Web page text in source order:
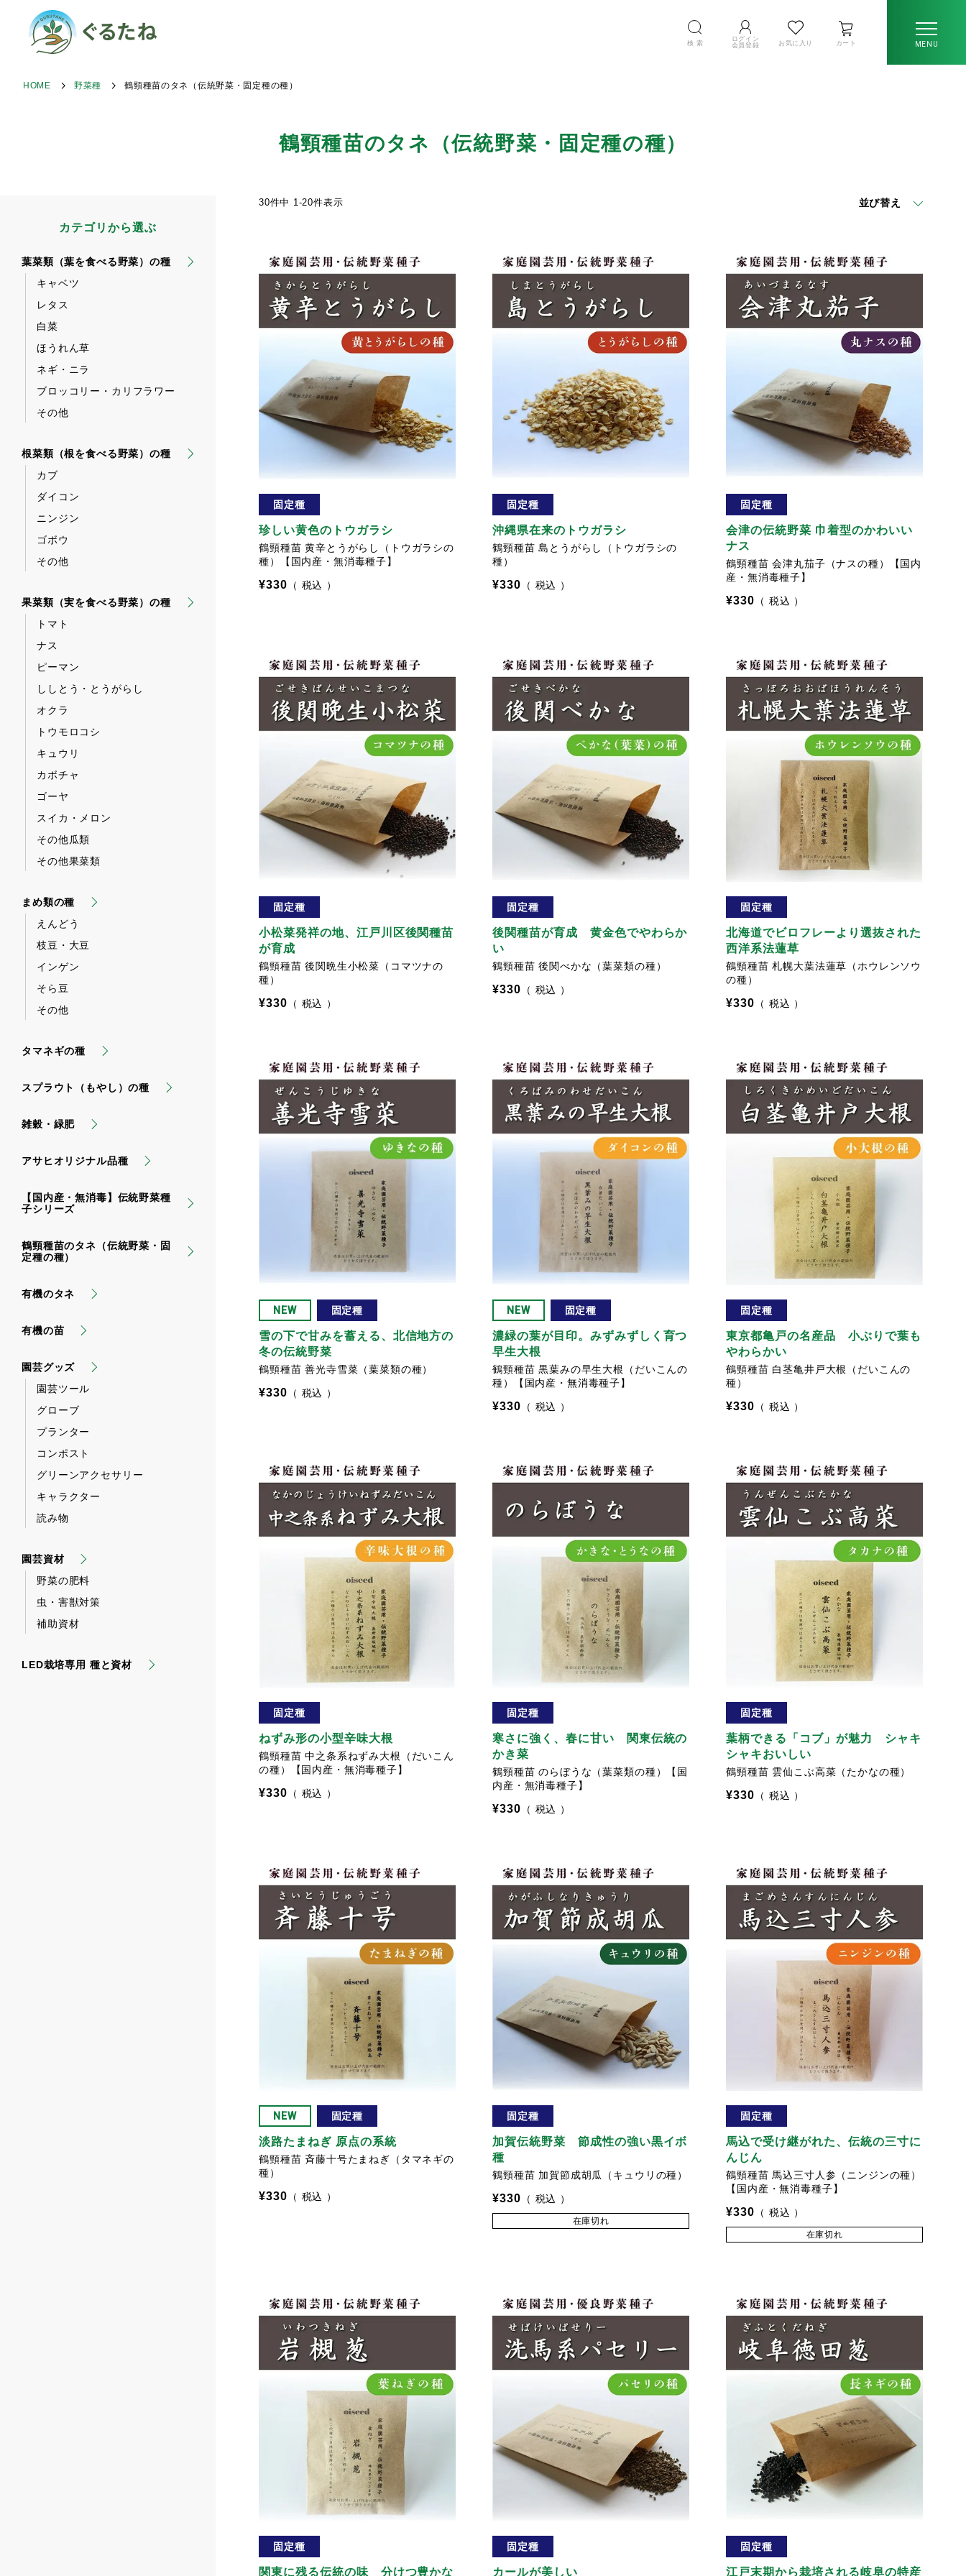
検 索
ログイン
会員登録
お気に入り カート MENU
HOME 野菜種 鶴頸種苗のタネ（伝統野菜・固定種の種）
鶴頸種苗のタネ（伝統野菜・固定種の種）
カテゴリから選ぶ
葉菜類（葉を食べる野菜）の種
キャベツ
レタス
白菜
ほうれん草
ネギ・ニラ
ブロッコリー・カリフラワー
その他
根菜類（根を食べる野菜）の種
カブ
ダイコン
ニンジン
ゴボウ
その他
果菜類（実を食べる野菜）の種
トマト
ナス
ピーマン
ししとう・とうがらし
オクラ
トウモロコシ
キュウリ
カボチャ
ゴーヤ
スイカ・メロン
その他瓜類
その他果菜類
まめ類の種
えんどう
枝豆・大豆
インゲン
そら豆
その他
タマネギの種
スプラウト（もやし）の種
雑穀・緑肥
アサヒオリジナル品種
【国内産・無消毒】伝統野菜種
子シリーズ
鶴頸種苗のタネ（伝統野菜・固
定種の種）
有機のタネ
有機の苗
園芸グッズ
園芸ツール
グローブ
プランター
コンポスト
グリーンアクセサリー
キャラクター
読み物
園芸資材
野菜の肥料
虫・害獣対策
補助資材
LED栽培専用 種と資材
並び替え
30件中 1-20件表示
固定種
珍しい黄色のトウガラシ
鶴頸種苗 黄辛とうがらし（トウガラシの
種）【国内産・無消毒種子】
¥330 税込
固定種
沖縄県在来のトウガラシ
鶴頸種苗 島とうがらし（トウガラシの
種）
¥330 税込
固定種
会津の伝統野菜 巾着型のかわいい
ナス
鶴頸種苗 会津丸茄子（ナスの種）【国内
産・無消毒種子】
¥330 税込
固定種
小松菜発祥の地、江戸川区後関種苗
が育成
鶴頸種苗 後関晩生小松菜（コマツナの
種）
¥330 税込
固定種
後関種苗が育成 黄金色でやわらか
い
鶴頸種苗 後関べかな（葉菜類の種）
¥330 税込
固定種
北海道でビロフレーより選抜された
西洋系法蓮草
鶴頸種苗 札幌大葉法蓮草（ホウレンソウ
の種）
¥330 税込
NEW 固定種
雪の下で甘みを蓄える、北信地方の
冬の伝統野菜
鶴頸種苗 善光寺雪菜（葉菜類の種）
¥330 税込
NEW 固定種
濃緑の葉が目印。みずみずしく育つ
早生大根
鶴頸種苗 黒葉みの早生大根（だいこんの
種）【国内産・無消毒種子】
¥330 税込
固定種
東京都亀戸の名産品 小ぶりで葉も
やわらかい
鶴頸種苗 白茎亀井戸大根（だいこんの
種）
¥330 税込
固定種
ねずみ形の小型辛味大根
鶴頸種苗 中之条系ねずみ大根（だいこん
の種）【国内産・無消毒種子】
¥330 税込
固定種
寒さに強く、春に甘い 関東伝統の
かき菜
鶴頸種苗 のらぼうな（葉菜類の種）【国
内産・無消毒種子】
¥330 税込
固定種
葉柄できる「コブ」が魅力 シャキ
シャキおいしい
鶴頸種苗 雲仙こぶ高菜（たかなの種）
¥330 税込
NEW 固定種
淡路たまねぎ 原点の系統
鶴頸種苗 斉藤十号たまねぎ（タマネギの
種）
¥330 税込
固定種
加賀伝統野菜 節成性の強い黒イボ
種
鶴頸種苗 加賀節成胡瓜（キュウリの種）
¥330 税込
在庫切れ
固定種
馬込で受け継がれた、伝統の三寸に
んじん
鶴頸種苗 馬込三寸人参（ニンジンの種）
【国内産・無消毒種子】
¥330 税込
在庫切れ
固定種
関東に残る伝統の味 分けつ豊かな
固定種
カールが美しい
固定種
江戸末期から栽培される岐阜の特産